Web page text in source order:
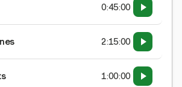
0:45:00
2:15:00
1:00:00